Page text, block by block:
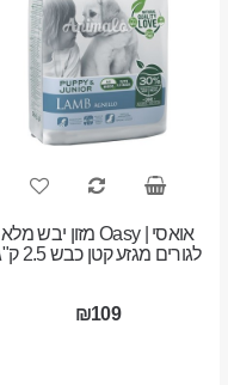
אואסי | Oasy מזון יבש מלא
לגורים מגזע קטן כבש 2.5 ק"ג
₪109